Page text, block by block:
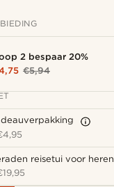
2 bespaar 20%
€5,94
reisetui voor heren